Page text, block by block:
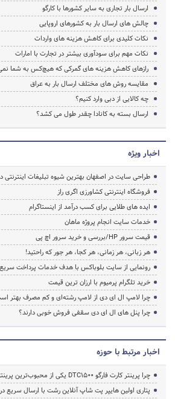
ارسال بار تجاری به سایر کشورها با کارگو
چالش های ارسال بار به کشورهای اروپایی
نکات کلیدی برای کاهش هزینه های واردات
نکات مهم برای سودآوری بیشتر در تجارت با امارات
رازهای کاهش هزینه های گمرکی که هیچ‌کس به شما
مقایسه روش های مختلف ارسال بار به عراق
چه کالایی از دبی وارد کنیم؟
ارسال بسته به کانادا چقدر طول می کشد؟
اخبار ویژه
طراحی سایت در اصفهان بهترین شیوه تبلیغات اینترنتی
فروشگاه اینترنتی کشاورزی اگری راز
ایده های طلایی برای کسب درآمد از اینستاگرام
خدمات سایت انجام پروژه ماهان
قیمت سرور HP/بررسی و خرید سرور اچ پی
هر زبانی، هر زمانی، هر کجا، هر جور که راحتید!
رونمایی از سایت بلوباکس با هدف خدمات پرداخت سریع
خرید تلگرام پرمیوم با ارزان ترین قیمت
چرا لامپ ال ای دی از لامپ رشته‌ای و کم مصرف بهتر
چرا پنل های ال ای دی سقفی فروش خوبی دارند؟
اخبار مرتبط با حوزه
چرا پرینتر کارت فارگو DTC1500 یکی از محبوب‌ترین پرینترهای کارت دنیا است؟
پتاری اولین هایپر پت شاپ آنلاین رشت با ارسال سریع